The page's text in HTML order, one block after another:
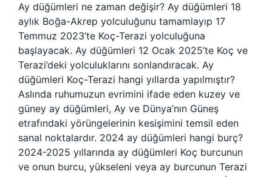
Ay düğümleri ne zaman değişir? Ay düğümleri 18
aylık Boğa-Akrep yolculuğunu tamamlayıp 17
Temmuz 2023’te Koç-Terazi yolculuğuna
başlayacak. Ay düğümleri 12 Ocak 2025’te Koç ve
Terazi’deki yolculuklarını sonlandıracak. Ay
düğümleri Koç-Terazi hangi yıllarda yapılmıştır?
Aslında ruhumuzun evrimini ifade eden kuzey ve
güney ay düğümleri, Ay ve Dünya’nın Güneş
etrafındaki yörüngelerinin kesişimini temsil eden
sanal noktalardır. 2024 ay düğümleri hangi burç?
2024-2025 yıllarında ay düğümleri Koç burcunun
ve onun burcu, yükseleni veya ay burcunun Terazi